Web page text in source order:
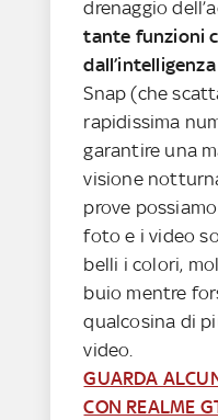
drenaggio
tante funzioni
Snap (che
rapidissima
garantire una
visione
prove
foto e i video
belli i colori,
buio mentre
qualcosina di
video.
GUARDA
CON REALME